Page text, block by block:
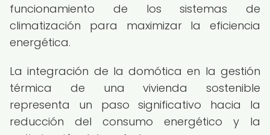
funcionamiento de los sistemas de
climatización para maximizar la eficiencia
energética.
La integración de la domótica en la gestión
térmica de una vivienda sostenible
representa un paso significativo hacia la
reducción del consumo energético y la